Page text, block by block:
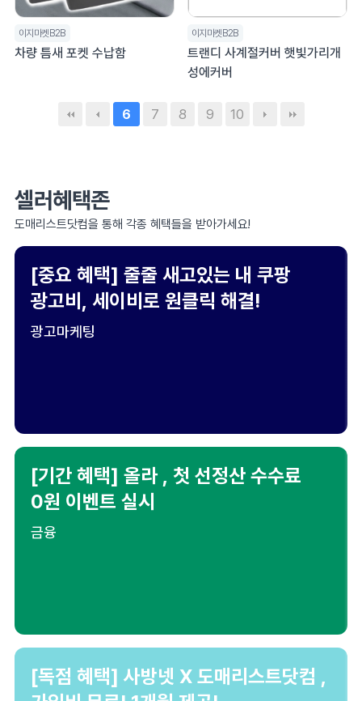
이지마켓B2B
차량 틈새 포켓 수납함
이지마켓B2B
트랜디 사계절커버 햇빛가리개
성에커버
6 7 8 9 10
셀러혜택존
도매리스트닷컴을 통해 각종 혜택들을 받아가세요!
[중요 혜택] 줄줄 새고있는 내 쿠팡
광고비, 세이비로 원클릭 해결!
광고마케팅
[기간 혜택] 올라 , 첫 선정산 수수료
0원 이벤트 실시
금융
[독점 혜택] 사방넷 X 도매리스트닷컴 ,